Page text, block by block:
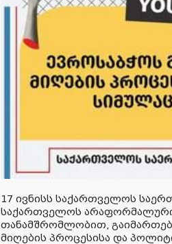
17 ივნისს საქართველოს
საქართველოს
თანამშრომლობით,
მიღების პროცესისა და